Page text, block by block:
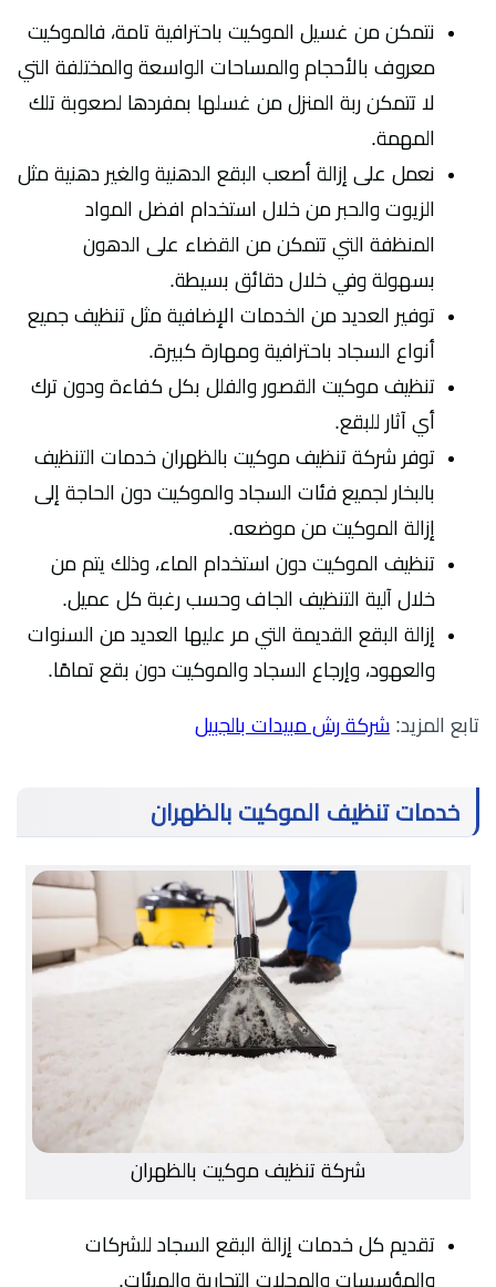
نتمكن من غسيل الموكيت باحترافية تامة، فالموكيت
معروف بالأحجام والمساحات الواسعة والمختلفة التي
لا تتمكن ربة المنزل من غسلها بمفردها لصعوبة تلك
المهمة.
نعمل على إزالة أصعب البقع الدهنية والغير دهنية مثل
الزيوت والحبر من خلال استخدام افضل المواد
المنظفة التي تتمكن من القضاء على الدهون
بسهولة وفي خلال دقائق بسيطة.
توفير العديد من الخدمات الإضافية مثل تنظيف جميع
أنواع السجاد باحترافية ومهارة كبيرة.
تنظيف موكيت القصور والفلل بكل كفاءة ودون ترك
أي آثار للبقع.
توفر شركة تنظيف موكيت بالظهران خدمات التنظيف
بالبخار لجميع فئات السجاد والموكيت دون الحاجة إلى
إزالة الموكيت من موضعه.
تنظيف الموكيت دون استخدام الماء، وذلك يتم من
خلال آلية التنظيف الجاف وحسب رغبة كل عميل.
إزالة البقع القديمة التي مر عليها العديد من السنوات
والعهود، وإرجاع السجاد والموكيت دون بقع تمامًا.
تابع المزيد: شركة رش مبيدات بالجبيل
خدمات تنظيف الموكيت بالظهران
شركة تنظيف موكيت بالظهران
تقديم كل خدمات إزالة البقع السجاد للشركات
والمؤسسات والمحلات التجارية والهيئات.